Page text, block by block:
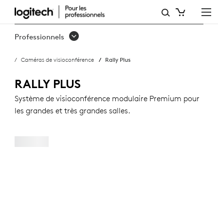
RALLY
PLUS
Professionnels
Caméras de visioconférence Rally Plus
RALLY PLUS
Système de visioconférence modulaire Premium pour
les grandes et très grandes salles.